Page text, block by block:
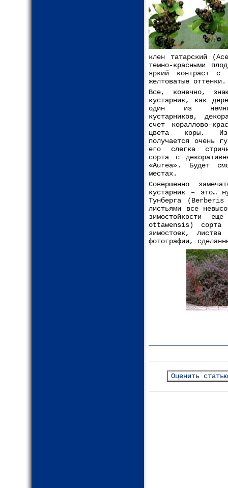
клен татарский
темно-красными
яркий контраст с
желтоватые оттенки.
Все, конечно,
кустарник, как
один из
кустарников,
счет кораллово-
цвета коры.
получается очень
его слегка
сорта с
«Aurea». Будет
местах.
Совершенно
кустарник – это…
Тунберга (Berberis
листьями все
зимостойкости
ottawensis) сорта
зимостоек,
фотографии,